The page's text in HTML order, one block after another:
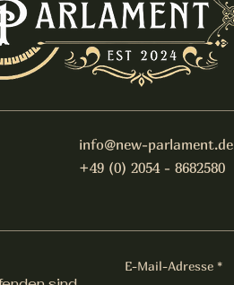
info@new-parlament.de
+49 (0) 2054 - 8682580
E-Mail-Adresse